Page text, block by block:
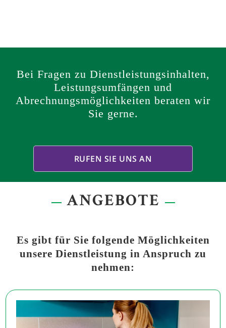
Bei Fragen zu Dienstleistungsinhalten,
Leistungsumfängen und
Abrechnungsmöglichkeiten beraten wir
Sie gerne.
RUFEN SIE UNS AN
ANGEBOTE
Es gibt für Sie folgende Möglichkeiten
unsere Dienstleistung in Anspruch zu
nehmen: